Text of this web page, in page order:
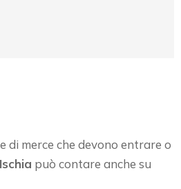
merce che devono entrare o
può contare anche su